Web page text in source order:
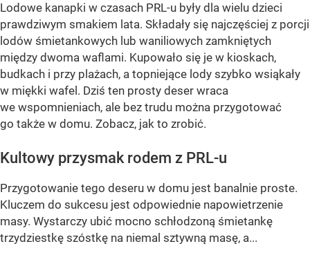
Lodowe kanapki w czasach PRL-u były dla wielu dzieci
prawdziwym smakiem lata. Składały się najczęściej z porcji
lodów śmietankowych lub waniliowych zamkniętych
między dwoma waflami. Kupowało się je w kioskach,
budkach i przy plażach, a topniejące lody szybko wsiąkały
w miękki wafel. Dziś ten prosty deser wraca
we wspomnieniach, ale bez trudu można przygotować
go także w domu. Zobacz, jak to zrobić.
Kultowy przysmak rodem z PRL-u
Przygotowanie tego deseru w domu jest banalnie proste.
Kluczem do sukcesu jest odpowiednie napowietrzenie
masy. Wystarczy ubić mocno schłodzoną śmietankę
trzydziestkę szóstkę na niemal sztywną masę, a...